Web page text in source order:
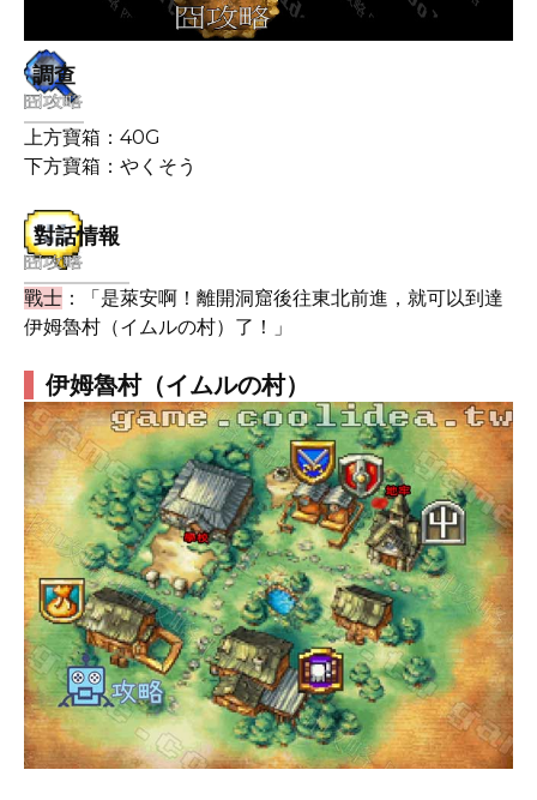
調查
上方寶箱：40G
下方寶箱：やくそう
對話情報
戰士 ：「是萊安啊！離開洞窟後往東北前進，就可以到達
伊姆魯村（イムルの村）了！」
伊姆魯村（イムルの村）